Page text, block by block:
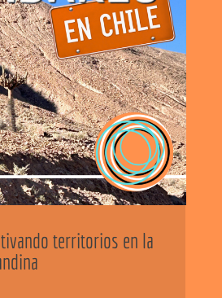
territorios en la